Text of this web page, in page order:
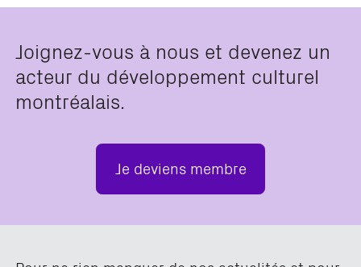
Joignez-vous à nous et devenez un
acteur du développement culturel
montréalais.
Je deviens membre